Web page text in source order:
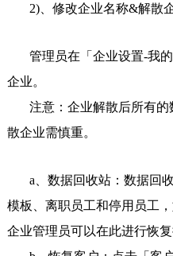
2)、修改企业名称&解散
管理员在「企业设置-我
企业。
注意：企业解散后所有
散企业需慎重。
a、数据回收站：数据回
模板、离职员工和停用员工
企业管理员可以在此进行恢复